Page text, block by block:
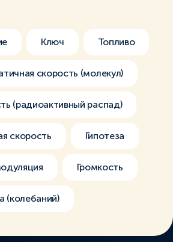
Ключ Топливо
скорость (молекул)
(радиоактивный распад)
скорость Гипотеза
Громкость
(колебаний)